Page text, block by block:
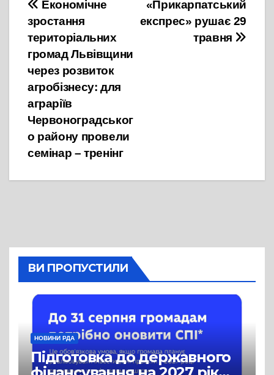
Навігація
записів
«Прикарпатський
експрес» рушає 29
травня
Економічне
зростання
територіальних
громад Львівщини
через розвиток
агробізнесу: для
аграріїв
Червоноградськог
о району провели
семінар – тренінг
ВИ ПРОПУСТИЛИ
НОВИНИ РДА
Підготовка до державного